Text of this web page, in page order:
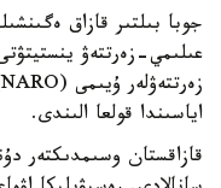
جوبا بىلتىر قازاق
عىلىمي-زەرتتەۋ
اياسىندا قولعا الىندى.
قازاقستان وسىمدىكتەر